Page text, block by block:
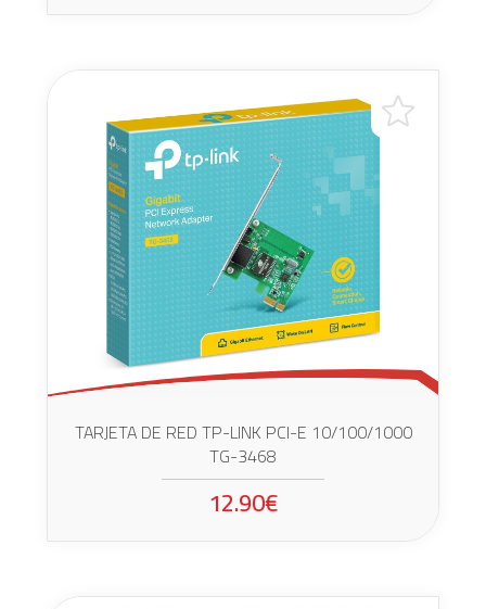
TARJETA DE RED TP-LINK PCI-E 10/100/1000
TG-3468
12.90€